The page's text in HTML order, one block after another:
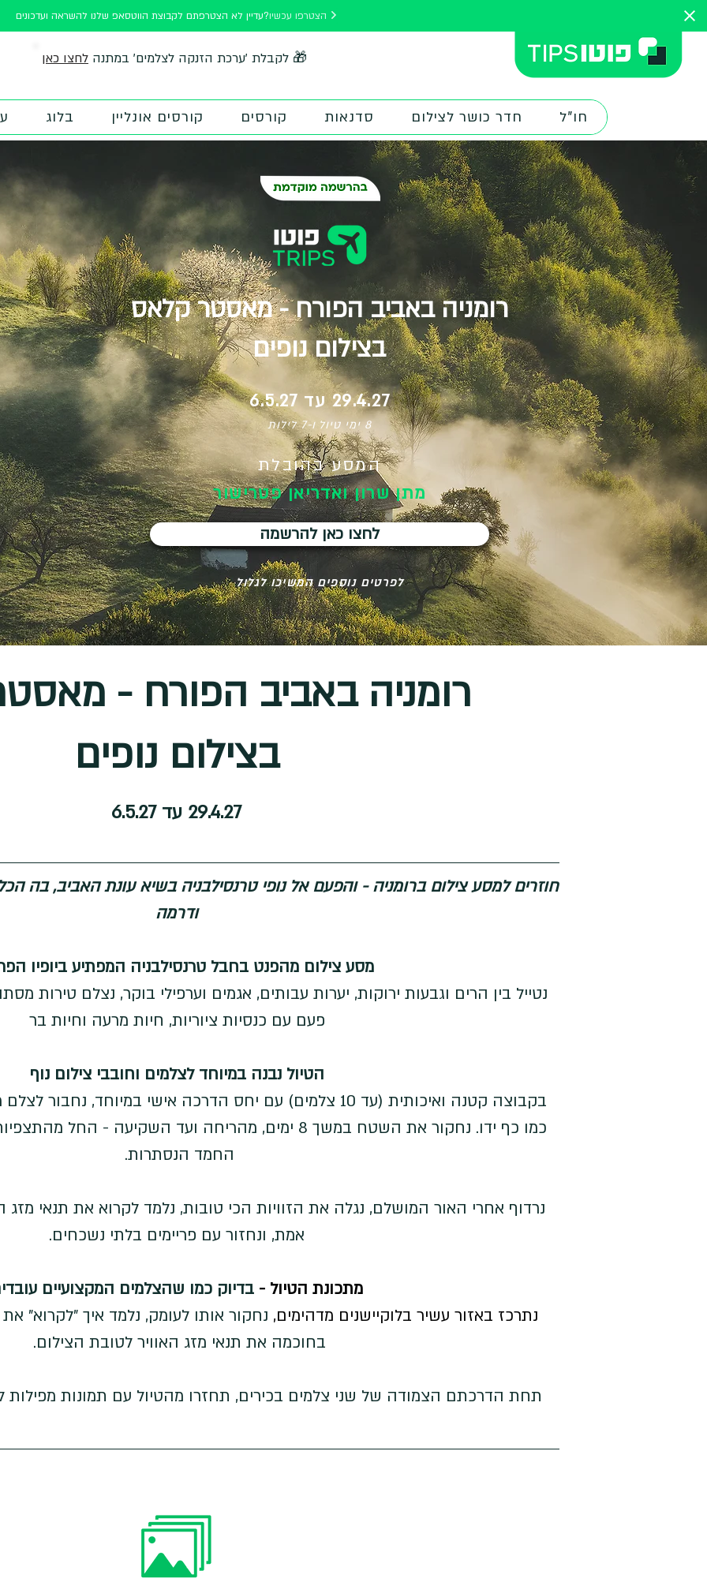
עדיין לא הצטרפתם לקבוצת הווטסאפ שלנו להשראה ועדכונים?
לחצו כאן 🎁 לקבלת 'ערכת הזנקה לצלמים' במתנה
חו"ל חדר כושר לצילום סדנאות קורסים קורסים אונליין בלוג
רומניה באביב הפורח - מאסטר קלאס
בצילום נופים
29.4.27 עד 6.5.27
8 ימי טיול ו-7 לילות
המסע בהובלת
מתן שרון ואדריאן פטרישור
לחצו כאן להרשמה
לפרטים נוספים המשיכו לגלול
רומניה באביב הפורח -
בצילום נופים
29.4.27 עד 6.5.27
חוזרים למסע צילום ברומניה - והפעם אל נופי טרנסילבניה בשיא עונת האביב, בה
ודרמה
מסע צילום מהפנט בחבל טרנסילבניה המפתיע ביופיו
נטייל בין הרים וגבעות ירוקות, יערות עבותים, אגמים וערפילי בוקר, נצלם טירות
פעם עם כנסיות ציוריות, חיות מרעה וחיות בר
הטיול נבנה במיוחד לצלמים וחובבי צילום נוף
בקבוצה קטנה ואיכותית (עד 10 צלמים) עם יחס הדרכה אישי במיוחד,
כמו כף ידו. נחקור את השטח במשך 8 ימים, מהריחה ועד השקיעה
החמד הנסתרות.
נרדוף אחרי האור המושלם, נגלה את הזוויות הכי טובות, נלמד לקרוא את תנאי
אמת, ונחזור עם פריימים בלתי נשכחים.
מתכונת הטיול - בדיוק כמו שהצלמים המקצועיים
נתרכז באזור עשיר בלוקיישנים מדהימים, נחקור אותו לעומק, נלמד איך "לקרוא"
בחוכמה את תנאי מזג האוויר לטובת הצילום.
תחת הדרכתם הצמודה של שני צלמים בכירים, תחזרו מהטיול עם תמונות מפילות